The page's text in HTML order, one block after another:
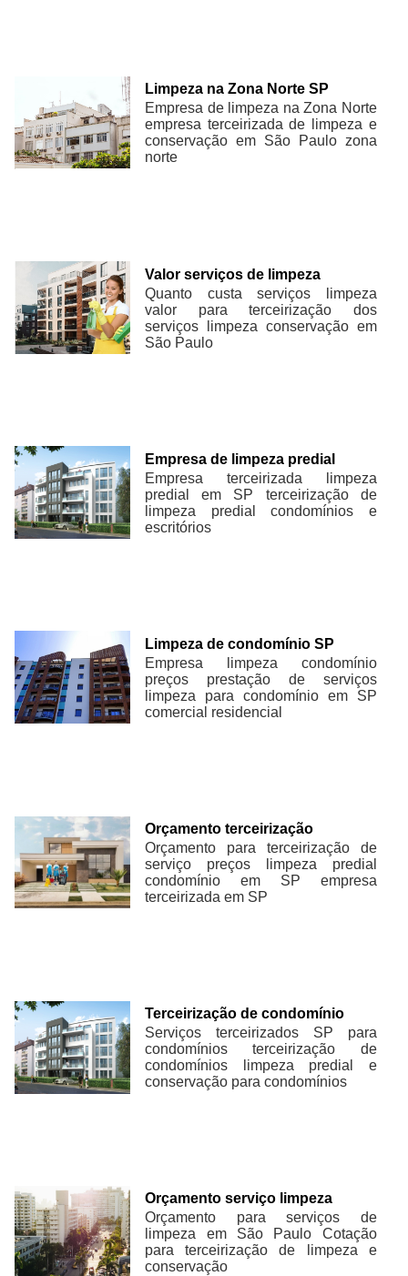
Limpeza na Zona Norte SP
Empresa de limpeza na Zona Norte
empresa terceirizada de limpeza e
conservação em São Paulo zona
norte
Valor serviços de limpeza
Quanto custa serviços limpeza
valor para terceirização dos
serviços limpeza conservação em
São Paulo
Empresa de limpeza predial
Empresa terceirizada limpeza
predial em SP terceirização de
limpeza predial condomínios e
escritórios
Limpeza de condomínio SP
Empresa limpeza condomínio
preços prestação de serviços
limpeza para condomínio em SP
comercial residencial
Orçamento terceirização
Orçamento para terceirização de
serviço preços limpeza predial
condomínio em SP empresa
terceirizada em SP
Terceirização de condomínio
Serviços terceirizados SP para
condomínios terceirização de
condomínios limpeza predial e
conservação para condomínios
Orçamento serviço limpeza
Orçamento para serviços de
limpeza em São Paulo Cotação
para terceirização de limpeza e
conservação